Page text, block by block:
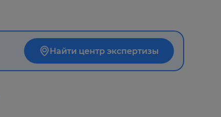
Найти центр экспертизы